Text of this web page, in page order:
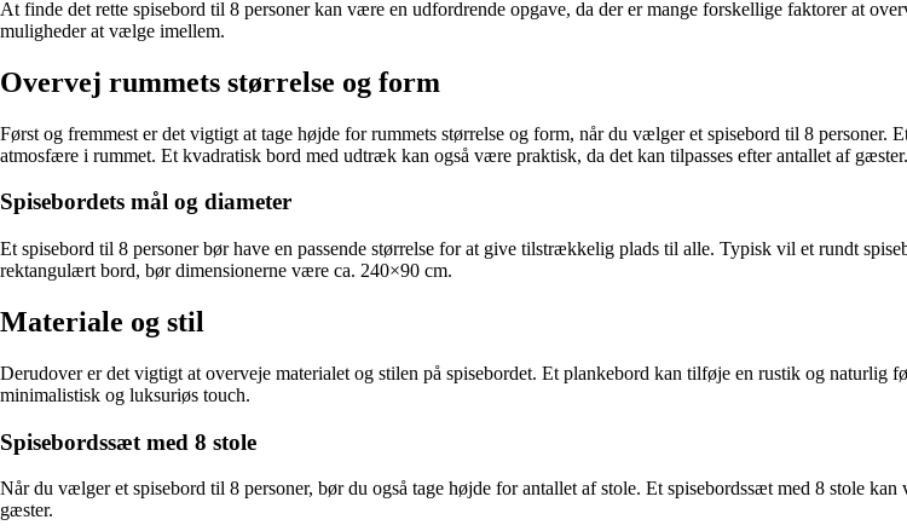
At finde det rette spisebord til 8 personer kan være en udfordrende opgave, da der er mange forskellige faktorer at
muligheder at vælge imellem.
Overvej rummets størrelse og form
Først og fremmest er det vigtigt at tage højde for rummets størrelse og form, når du vælger et spisebord til 8
atmosfære i rummet. Et kvadratisk bord med udtræk kan også være praktisk, da det kan tilpasses efter antallet af gæster.
Spisebordets mål og diameter
Et spisebord til 8 personer bør have en passende størrelse for at give tilstrækkelig plads til alle. Typisk vil et rundt
rektangulært bord, bør dimensionerne være ca. 240×90 cm.
Materiale og stil
Derudover er det vigtigt at overveje materialet og stilen på spisebordet. Et plankebord kan tilføje en rustik og naturlig
minimalistisk og luksuriøs touch.
Spisebordssæt med 8 stole
Når du vælger et spisebord til 8 personer, bør du også tage højde for antallet af stole. Et spisebordssæt med 8 stole
gæster.